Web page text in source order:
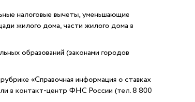
налоговые вычеты, уменьшающие
жилого дома, части жилого дома в
образований (законами городов
«Справочная информация о ставках
в контакт-центр ФНС России (тел. 8 800